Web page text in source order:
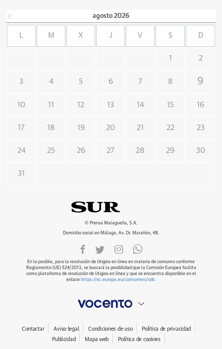
agosto 2026
L M X J V S D
1 2
3 4 5 6 7 8 9
10 11 12 13 14 15 16
17 18 19 20 21 22 23
24 25 26 27 28 29 30
31
© Prensa Malagueña, S.A.
Domicilio social en Málaga, Av. Dr. Marañón, 48.
En lo posible, para la resolución de litigios en línea en materia de consumo conforme
Reglamento (UE) 524/2013, se buscará la posibilidad que la Comisión Europea facilita
como plataforma de resolución de litigios en línea y que se encuentra disponible en el
enlace https://ec.europa.eu/consumers/odr.
Contactar Aviso legal Condiciones de uso
Política de privacidad
Publicidad
Mapa web Política de cookies